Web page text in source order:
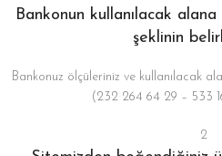
Bankonun kullanılacak
şeklinin
Bankonuz ölçüleriniz ve kullanılacak
(232 264 64 29 – 533
2